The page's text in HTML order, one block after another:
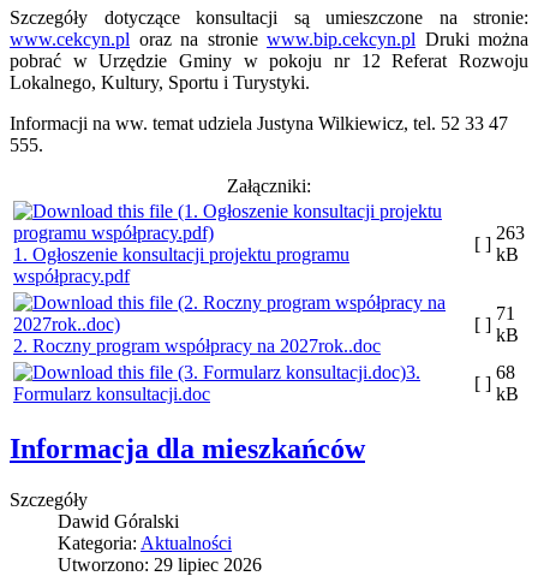
Szczegóły dotyczące konsultacji są umieszczone na stronie:
www.cekcyn.pl oraz na stronie www.bip.cekcyn.pl Druki można
pobrać w Urzędzie Gminy w pokoju nr 12 Referat Rozwoju
Lokalnego, Kultury, Sportu i Turystyki.
Informacji na ww. temat udziela Justyna Wilkiewicz, tel. 52 33 47
555.
Załączniki:
1. Ogłoszenie konsultacji projektu programu
współpracy.pdf
[ ]
263
kB
2. Roczny program współpracy na 2027rok..doc
[ ]
71
kB
3.
Formularz konsultacji.doc
[ ]
68
kB
Informacja dla mieszkańców
Szczegóły
Dawid Góralski
Kategoria: Aktualności
Utworzono: 29 lipiec 2026